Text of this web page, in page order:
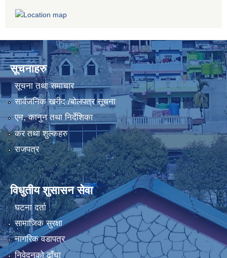
सूचनाहरु
सूचना तथा समाचार
सार्वजनिक खरीद /बोलपत्र सूचना
एन, कानुन तथा निर्देशिका
कर तथा शुल्कहरु
राजपत्र
विधुतीय शुसासन सेवा
घटना दर्ता
सामाजिक सुरक्षा
नागरिक वडापत्र
निवेदनको ढाँचा